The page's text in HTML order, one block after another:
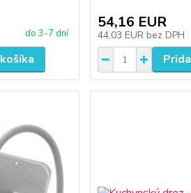
do 3-7 dní
54,16 EUR
44,03 EUR bez DPH